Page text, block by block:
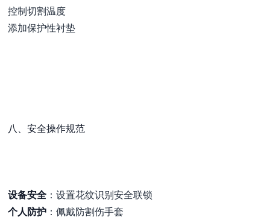
控制切割温度
添加保护性衬垫
八、安全操作规范
设备安全 ：设置花纹识别安全联锁
个人防护 ：佩戴防割伤手套